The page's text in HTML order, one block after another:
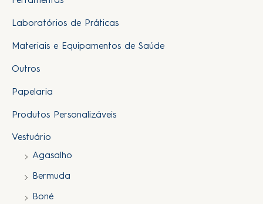
Laboratórios de Práticas
Materiais e Equipamentos de Saúde
Outros
Papelaria
Produtos Personalizáveis
Vestuário
Agasalho
Bermuda
Boné